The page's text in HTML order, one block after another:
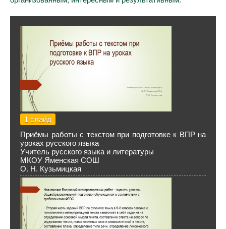
1 слайд
Приёмы работы с текстом при подготовке к ВПР на
уроках русского языка
Учитель русского языка и литературы
МКОУ Яменская СОШ
О. Н. Кузьмицкая